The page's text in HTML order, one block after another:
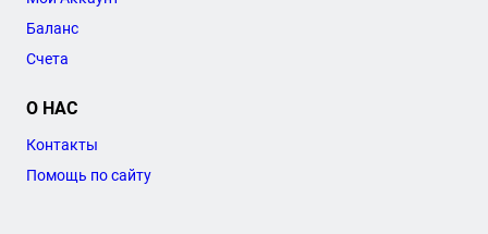
Баланс
Счета
О НАС
Контакты
Помощь по сайту